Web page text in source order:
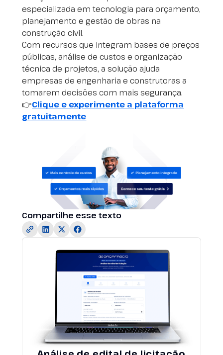
especializada em tecnologia para orçamento,
planejamento e gestão de obras na
construção civil.
Com recursos que integram bases de preços
públicas, análise de custos e organização
técnica de projetos, a solução ajuda
empresas de engenharia e construtoras a
tomarem decisões com mais segurança.
👉Clique e experimente a plataforma
gratuitamente
Compartilhe esse texto